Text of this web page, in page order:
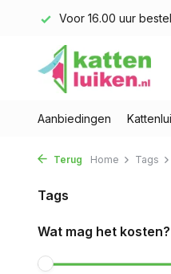
Voor 16.00 uur
Aanbiedingen
Terug Home Tags
Tags
Wat mag het kosten?